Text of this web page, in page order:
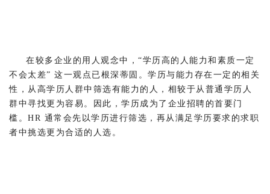
在较多企业的用人观念中，“学历高的人能力和素质一定
不会太差” 这一观点已根深蒂固。学历与能力存在一定的相关
性，从高学历人群中筛选有能力的人，相较于从普通学历人
群中寻找更为容易。因此，学历成为了企业招聘的首要门
槛。HR 通常会先以学历进行筛选，再从满足学历要求的求职
者中挑选更为合适的人选。